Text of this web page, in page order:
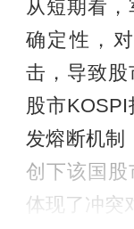
从短期看
确定性，
击，导致股
股市
发熔断机制
创下该国
体现了冲突